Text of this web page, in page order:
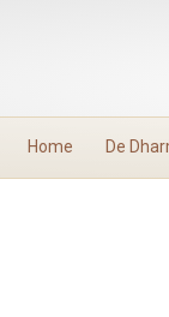
Home De